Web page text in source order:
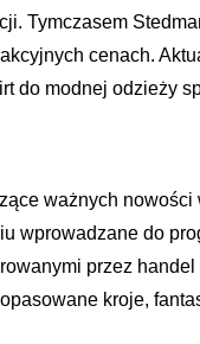
Tymczasem
cenach.
do modnej odzieży
ważnych
do
przez
kroje,